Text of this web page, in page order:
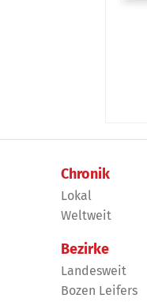
Chronik
Lokal
Weltweit
Bezirke
Landesweit
Bozen Leifers